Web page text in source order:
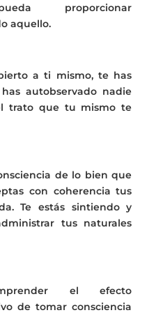
proporcionar
aquello.
a ti mismo, te has
autobservado nadie
trato que tu mismo te
de lo bien que
con coherencia tus
Te estás sintiendo y
tus naturales
el efecto
de tomar consciencia